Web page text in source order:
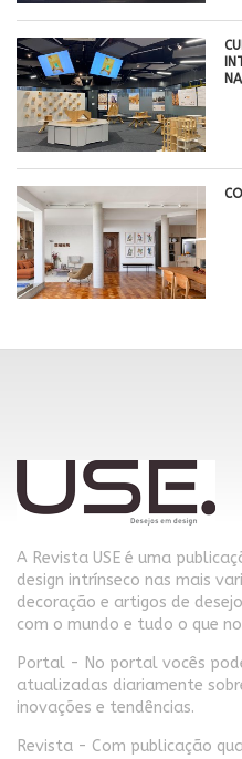
A Revista USE é uma
design intrínseco nas mais
decoração e artigos de
com o mundo e tudo o que
Portal - No portal vocês
atualizadas diariamente
inovações e tendências.
Revista - Com publicação